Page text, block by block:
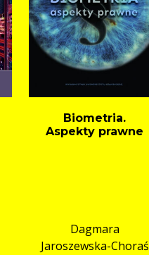
Biometria.
Aspekty prawne
Dagmara
Jaroszewska-Choraś